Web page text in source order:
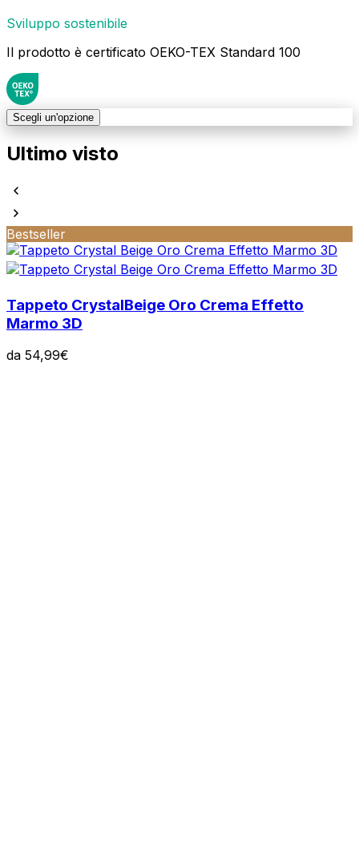
Sviluppo sostenibile
Il prodotto è certificato OEKO-TEX Standard 100
Scegli un'opzione
Ultimo visto
Bestseller
Tappeto CrystalBeige Oro Crema Effetto
Marmo 3D
da 54,99€